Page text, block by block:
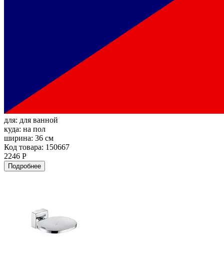
для: для ванной
куда: на пол
ширина: 36 см
Код товара: 150667
2246 Р
Подробнее